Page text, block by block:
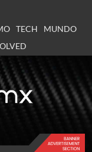
TECH
MUNDO